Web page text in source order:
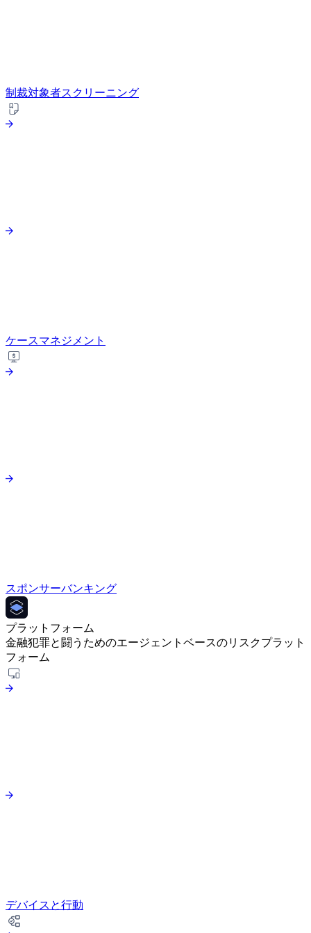
制裁対象者スクリーニング
ケースマネジメント
スポンサーバンキング
プラットフォーム
金融犯罪と闘うためのエージェントベースのリスクプラット
フォーム
デバイスと行動